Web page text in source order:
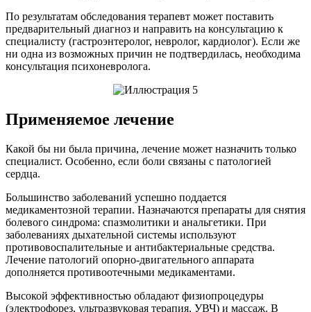
По результатам обследования терапевт может поставить
предварительный диагноз и направить на консультацию к
специалисту (гастроэнтеролог, невролог, кардиолог). Если же
ни одна из возможных причин не подтвердилась, необходима
консультация психоневролога.
Применяемое лечение
Какой бы ни была причина, лечение может назначить только
специалист. Особенно, если боли связаны с патологией
сердца.
Большинство заболеваний успешно поддается
медикаментозной терапии. Назначаются препараты для снятия
болевого синдрома: спазмолитики и анальгетики. При
заболеваниях дыхательной системы используют
противовоспалительные и антибактериальные средства.
Лечение патологий опорно-двигательного аппарата
дополняется противоотечными медикаментами.
Высокой эффективностью обладают физиопроцедуры
(электрофорез, ультразвуковая терапия, УВЧ) и массаж. В